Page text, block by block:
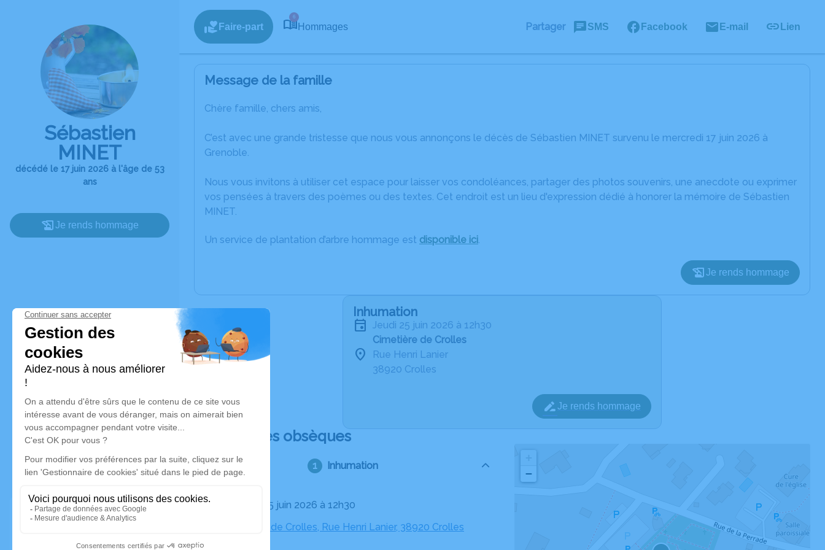
Sébastien
MINET
décédé le 17 juin 2026 à l'âge de 53
ans
Je rends hommage
Faire-part
6
Hommages Partager SMS Facebook E-mail Lien
Message de la famille
Chère famille, chers amis,
C’est avec une grande tristesse que nous vous annonçons le décès de Sébastien MINET survenu le mercredi 17 juin 2026 à
Grenoble.
Nous vous invitons à utiliser cet espace pour laisser vos condoléances, partager des photos souvenirs, une anecdote ou exprimer
vos pensées à travers des poèmes ou des textes. Cet endroit est un lieu d'expression dédié à honorer la mémoire de Sébastien
MINET.
Un service de plantation d’arbre hommage est disponible ici.
Je rends hommage
Inhumation
jeudi 25 juin 2026 à 12h30
Cimetière de Crolles
Rue Henri Lanier
38920 Crolles
Je rends hommage
Déroulé des obsèques
Inhumation
Le jeudi 25 juin 2026 à 12h30
Cimetière de Crolles, Rue Henri Lanier, 38920 Crolles
−